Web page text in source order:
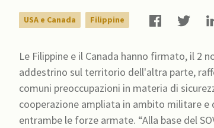
USA e Canada Filippine
Le Filippine e il Canada hanno firmato, il 2
addestrino sul territorio dell'altra parte,
comuni preoccupazioni in materia di sicurezza nella regione
cooperazione ampliata in ambito militare